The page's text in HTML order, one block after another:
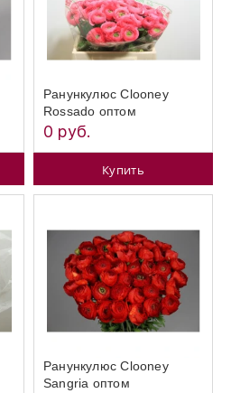
Ранункулюс Clooney
Rossado оптом
0 руб.
Купить
Ранункулюс Clooney
Sangria оптом